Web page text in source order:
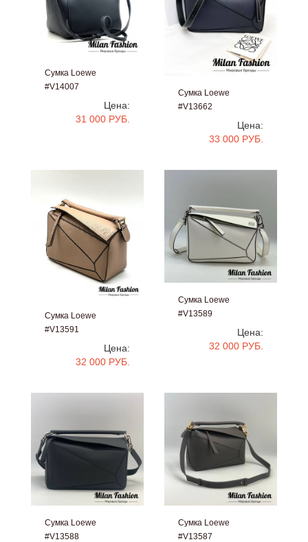
Сумка Loewe
#V14007
Цена:
31 000 РУБ.
Сумка Loewe
#V13662
Цена:
33 000 РУБ.
Сумка Loewe
#V13591
Цена:
32 000 РУБ.
Сумка Loewe
#V13589
Цена:
32 000 РУБ.
Сумка Loewe
#V13588
Сумка Loewe
#V13587